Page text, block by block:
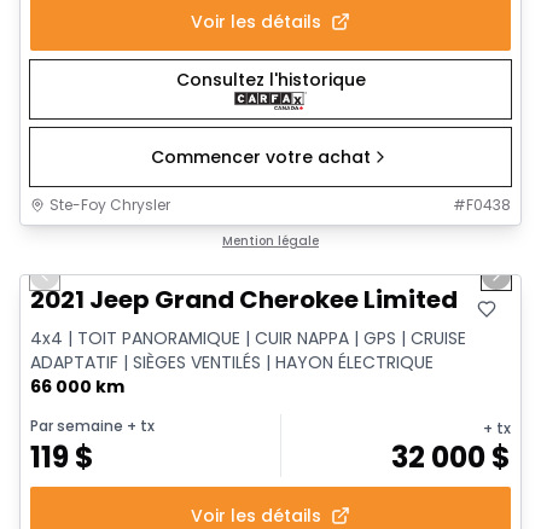
Voir les détails
Consultez l'historique
Commencer votre achat
Ste-Foy Chrysler #F0438
Mention légale
Previous slide Next
2021 Jeep Grand Cherokee Limited
4x4 | TOIT PANORAMIQUE | CUIR NAPPA | GPS | CRUISE
ADAPTATIF | SIÈGES VENTILÉS | HAYON ÉLECTRIQUE
66 000 km
Par semaine + tx
119$
+ tx
32 000$
Voir les détails